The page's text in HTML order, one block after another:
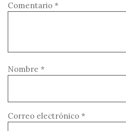
Comentario *
Nombre *
Correo electrónico *